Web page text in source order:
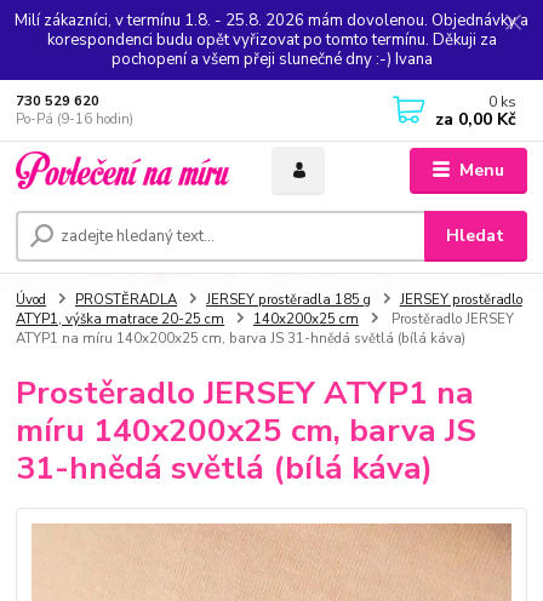
Milí zákazníci, v termínu 1.8. - 25.8. 2026 mám dovolenou. Objednávky a
korespondenci budu opět vyřizovat po tomto termínu. Děkuji za
pochopení a všem přeji slunečné dny :-) Ivana
Menu
Hledat
730 529 620
Po-Pá (9-16 hodin)
0 ks
za 0,00 Kč
Úvod PROSTĚRADLA JERSEY prostěradla 185 g
JERSEY prostěradlo
ATYP1, výška matrace 20-25 cm
140x200x25 cm
Prostěradlo JERSEY
ATYP1 na míru 140x200x25 cm, barva JS 31-hnědá světlá (bílá káva)
Prostěradlo JERSEY ATYP1 na
míru 140x200x25 cm, barva JS
31-hnědá světlá (bílá káva)